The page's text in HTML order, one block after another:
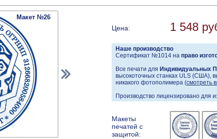
Цена: 1 548
Наше производство
Сертификат №1014 на право
Все печати для Индивидуальных
высокоточных станках ULS (США),
никакого фотополимера (смотреть
Производство лицензировано для
Макеты
печатей с
защитой:
Макет №26